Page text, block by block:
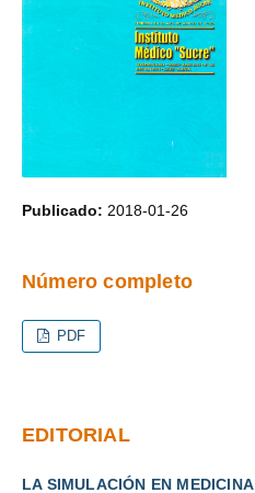
Publicado: 2018-01-26
Número completo
PDF
EDITORIAL
LA SIMULACIÓN EN MEDICINA